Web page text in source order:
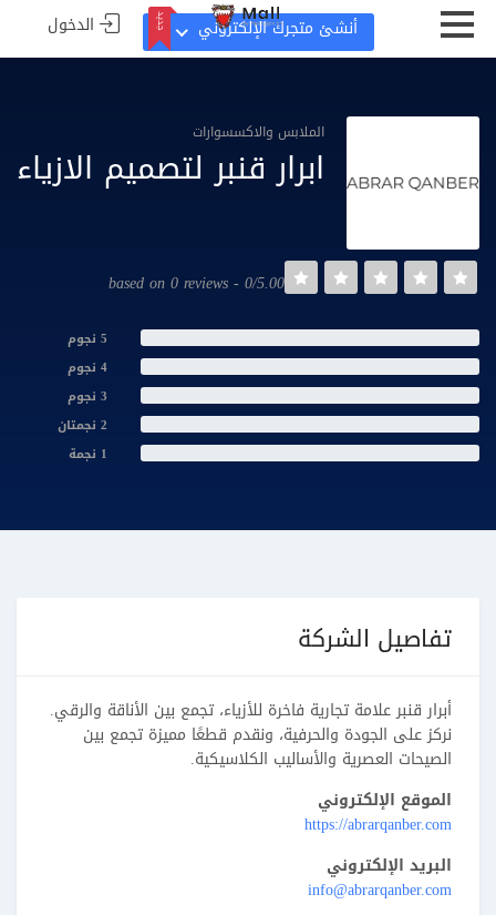
أنشئ متجرك الإلكتروني جديد الدخول
الملابس والاكسسوارات
ابرار قنبر لتصميم الازياء
0/5.00 - based on 0 reviews
5 نجوم
4 نجوم
3 نجوم
2 نجمتان
1 نجمة
تفاصيل الشركة
أبرار قنبر علامة تجارية فاخرة للأزياء، تجمع بين الأناقة والرقي.
نركز على الجودة والحرفية، ونقدم قطعًا مميزة تجمع بين
الصيحات العصرية والأساليب الكلاسيكية.
الموقع الإلكتروني
https://abrarqanber.com
البريد الإلكتروني
info@abrarqanber.com